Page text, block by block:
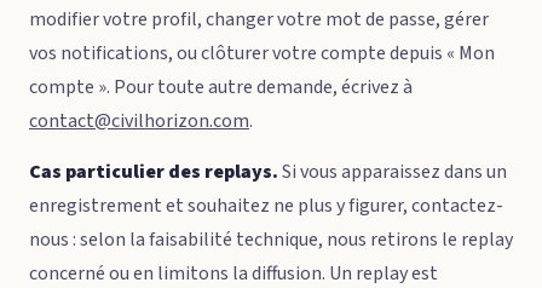
modifier votre profil, changer votre mot de passe, gérer
vos notifications, ou clôturer votre compte depuis « Mon
compte ». Pour toute autre demande, écrivez à
contact@civilhorizon.com.
Cas particulier des replays.Si vous apparaissez dans un
enregistrement et souhaitez ne plus y figurer, contactez-
nous : selon la faisabilité technique, nous retirons le replay
concerné ou en limitons la diffusion. Un replay est